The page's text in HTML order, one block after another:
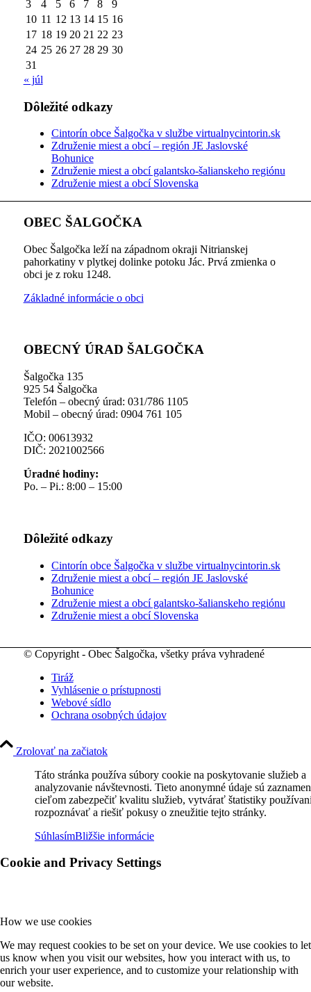
3 4 5 6 7 8
9
10 11 12 13 14 15 16
17 18 19 20 21 22 23
24 25 26 27 28 29 30
31
« júl
Dôležité odkazy
Cintorín obce Šalgočka v službe virtualnycintorin.sk
Združenie miest a obcí – región JE Jaslovské
Bohunice
Združenie miest a obcí galantsko-šalianskeho regiónu
Združenie miest a obcí Slovenska
OBEC ŠALGOČKA
Obec Šalgočka leží na západnom okraji Nitrianskej
pahorkatiny v plytkej dolinke potoku Jác. Prvá zmienka o
obci je z roku 1248.
Základné informácie o obci
OBECNÝ ÚRAD ŠALGOČKA
Šalgočka 135
925 54 Šalgočka
Telefón – obecný úrad: 031/786 1105
Mobil – obecný úrad: 0904 761 105
IČO: 00613932
DIČ: 2021002566
Úradné hodiny:
Po. – Pi.: 8:00 – 15:00
Dôležité odkazy
Cintorín obce Šalgočka v službe virtualnycintorin.sk
Združenie miest a obcí – región JE Jaslovské
Bohunice
Združenie miest a obcí galantsko-šalianskeho regiónu
Združenie miest a obcí Slovenska
© Copyright - Obec Šalgočka, všetky práva vyhradené
Tiráž
Vyhlásenie o prístupnosti
Webové sídlo
Ochrana osobných údajov
Zrolovať na začiatok
Táto stránka používa súbory cookie na poskytovanie služieb a
analyzovanie návštevnosti. Tieto anonymné údaje sú
cieľom zabezpečiť kvalitu služieb, vytvárať štatistiky
rozpoznávať a riešiť pokusy o zneužitie tejto stránky.
SúhlasímBližšie informácie
Cookie and Privacy Settings
How we use cookies
We may request cookies to be set on your device. We use cookies to let
us know when you visit our websites, how you interact with us, to
enrich your user experience, and to customize your relationship with
our website.